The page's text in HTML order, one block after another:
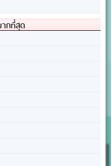
ากที่สุด